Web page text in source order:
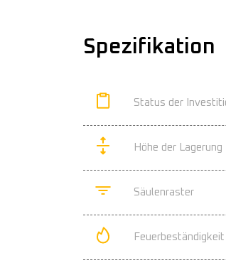
Spezifikation
Status der
Höhe der Lagerung
Säulenraster
Feuerbeständigkeit